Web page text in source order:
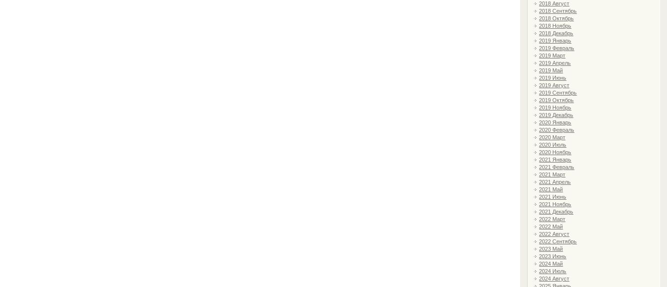
2018 Август
2018 Сентябрь
2018 Октябрь
2018 Ноябрь
2018 Декабрь
2019 Январь
2019 Февраль
2019 Март
2019 Апрель
2019 Май
2019 Июнь
2019 Август
2019 Сентябрь
2019 Октябрь
2019 Ноябрь
2019 Декабрь
2020 Январь
2020 Февраль
2020 Март
2020 Июль
2020 Ноябрь
2021 Январь
2021 Февраль
2021 Март
2021 Апрель
2021 Май
2021 Июнь
2021 Ноябрь
2021 Декабрь
2022 Март
2022 Май
2022 Август
2022 Сентябрь
2023 Май
2023 Июнь
2024 Май
2024 Июль
2024 Август